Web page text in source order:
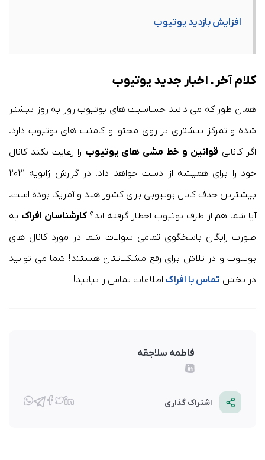
افزایش بازدید یوتیوب
کلام آخر ـ اخبار جدید یوتیوب
همان طور که می دانید حساسیت های یوتیوب روز به روز بیشتر
شده و تمرکز بیشتری بر روی محتوا و کامنت های یوتیوب دارد.
اگر کانالی قوانین و خط مشی های یوتیوب را رعایت نکند کانال
خود را برای همیشه از دست خواهد داد! در گزارش ژانویه ۲۰۲۱
بیشترین حذف کانال یوتیوبی برای کشور هند و آمریکا بوده است.
آیا شما هم از طرف یوتیوب اخطار گرفته اید؟کارشناسان افراک به
صورت رایگان پاسخگوی تمامی سوالات شما در مورد کانال های
یوتیوب و در تلاش برای رفع مشکلاتتان هستند! شما می توانید
در بخش تماس با افراک اطلاعات تماس را بیابید!
فاطمه سلاجقه
اشتراک گذاری